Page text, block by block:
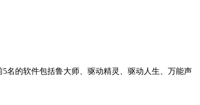
名的软件包括鲁大师、驱动精灵、驱动人生、万能声